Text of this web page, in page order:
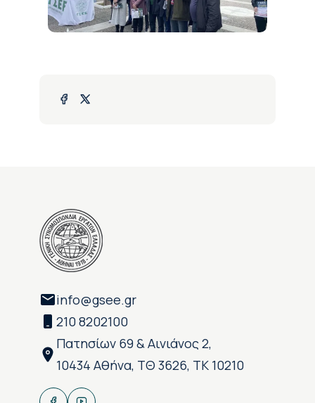
info@gsee.gr
210 8202100
Πατησίων 69 & Αινιάνος 2,
10434 Αθήνα, ΤΘ 3626, ΤΚ 10210